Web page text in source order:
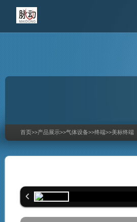
首页>>产品展示>>气体设备>>终端>>美标终端